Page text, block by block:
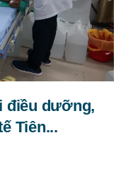
điều dưỡng,
Tiên...